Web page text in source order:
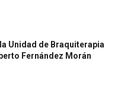
Unidad de Braquiterapia
Fernández Morán